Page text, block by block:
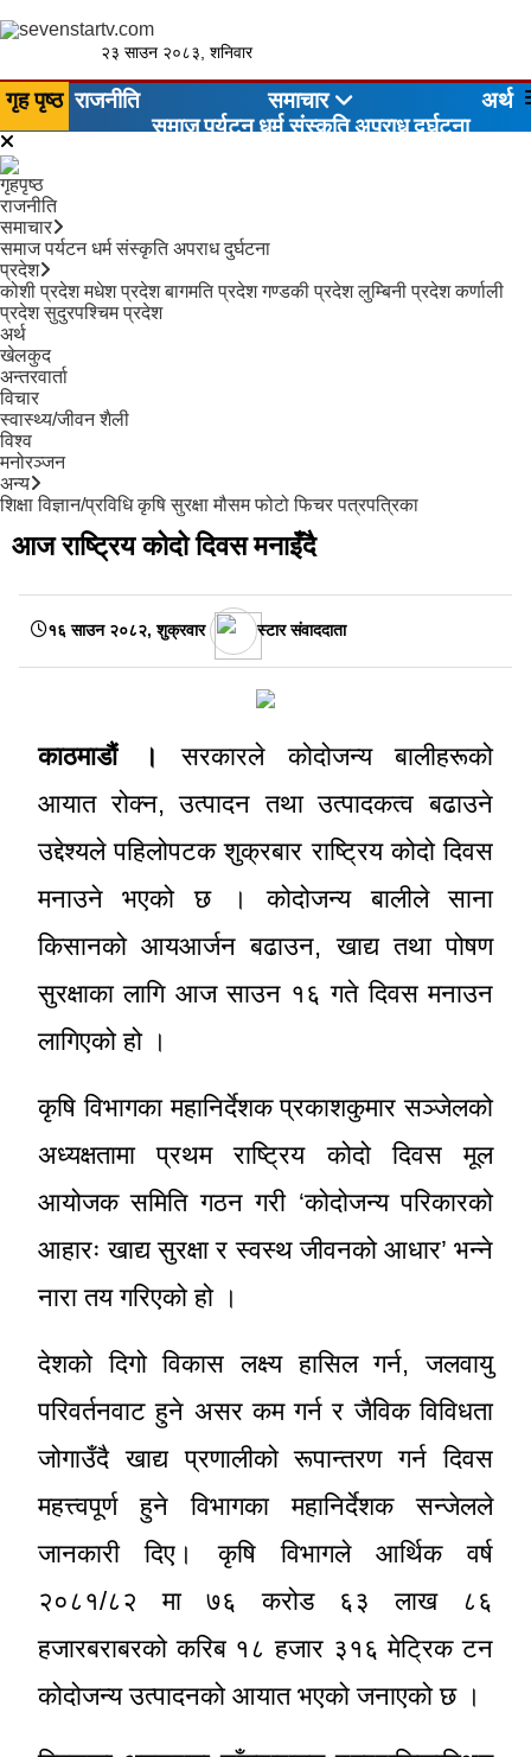
२३ साउन २०८३, शनिवार
गृह पृष्ठ राजनीति
समाचार
समाजपर्यटनधर्म संस्कृतिअपराधदुर्घटना
अर्थ
गृहपृष्ठ
राजनीति
समाचार
समाज पर्यटन धर्म संस्कृति अपराध दुर्घटना
प्रदेश
कोशी प्रदेश मधेश प्रदेश बागमति प्रदेश गण्डकी प्रदेश लुम्बिनी प्रदेश कर्णाली
प्रदेश सुदुरपश्चिम प्रदेश
अर्थ
खेलकुद
अन्तरवार्ता
विचार
स्वास्थ्य/जीवन शैली
विश्व
मनोरञ्जन
अन्य
शिक्षा विज्ञान/प्रविधि कृषि सुरक्षा मौसम फोटो फिचर पत्रपत्रिका
आज राष्ट्रिय कोदो दिवस मनाइँदै
१६ साउन २०८२, शुक्रवार स्टार संवाददाता
काठमाडौं ।सरकारले कोदोजन्य बालीहरूको
आयात रोक्न, उत्पादन तथा उत्पादकत्व बढाउने
उद्देश्यले पहिलोपटक शुक्रबार राष्ट्रिय कोदो दिवस
मनाउने भएको छ । कोदोजन्य बालीले साना
किसानको आयआर्जन बढाउन, खाद्य तथा पोषण
सुरक्षाका लागि आज साउन १६ गते दिवस मनाउन
लागिएको हो ।
कृषि विभागका महानिर्देशक प्रकाशकुमार सञ्जेलको
अध्यक्षतामा प्रथम राष्ट्रिय कोदो दिवस मूल
आयोजक समिति गठन गरी ‘कोदोजन्य परिकारको
आहारः खाद्य सुरक्षा र स्वस्थ जीवनको आधार’ भन्ने
नारा तय गरिएको हो ।
देशको दिगो विकास लक्ष्य हासिल गर्न, जलवायु
परिवर्तनवाट हुने असर कम गर्न र जैविक विविधता
जोगाउँदै खाद्य प्रणालीको रूपान्तरण गर्न दिवस
महत्त्वपूर्ण हुने विभागका महानिर्देशक सन्जेलले
जानकारी दिए। कृषि विभागले आर्थिक वर्ष
२०८१/८२ मा ७६ करोड ६३ लाख ८६
हजारबराबरको करिब १८ हजार ३१६ मेट्रिक टन
कोदोजन्य उत्पादनको आयात भएको जनाएको छ ।